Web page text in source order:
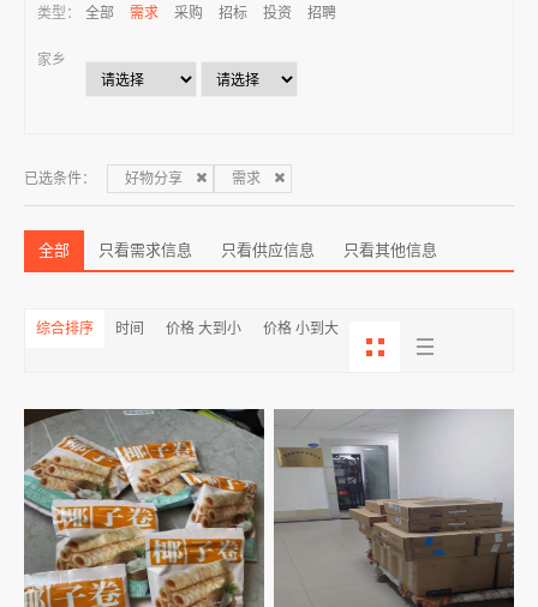
类型： 全部 需求 采购 招标 投资 招聘
家乡
已选条件： 好物分享 需求
全部 只看需求信息 只看供应信息 只看其他信息
综合排序 时间 价格 大到小 价格 小到大